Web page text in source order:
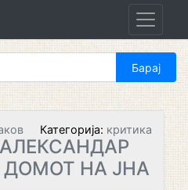
Категорија: критика
НА ЈНА